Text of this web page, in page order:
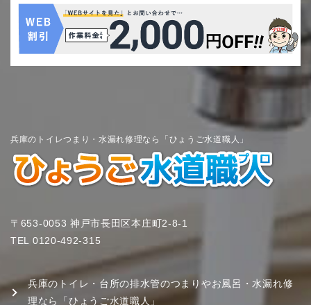
兵庫のトイレつまり・水漏れ修理なら「ひょうご水道職人」
〒653-0053 神戸市長田区本庄町2-8-1
TEL 0120-492-315
兵庫のトイレ・台所の排水管のつまりやお風呂・水漏れ修
理なら「ひょうご水道職人」